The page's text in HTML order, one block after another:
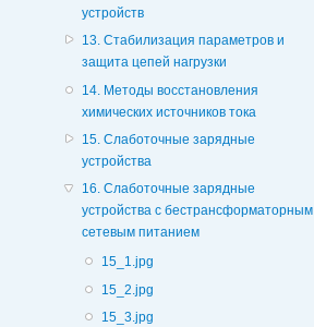
устройств
13. Стабилизация параметров и
защита цепей нагрузки
14. Методы восстановления
химических источников тока
15. Слаботочные зарядные
устройства
16. Слаботочные зарядные
устройства с бестрансформаторным
сетевым питанием
15_1.jpg
15_2.jpg
15_3.jpg